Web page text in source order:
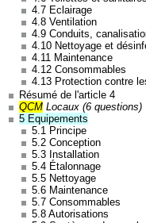
4.7 Eclairage
4.8 Ventilation
4.9 Conduits,
4.10 Nettoyage et
4.11 Maintenance
4.12 Consommables
4.13 Protection contre
Résumé de l'article 4
QCM Locaux (6 questions)
5 Equipements
5.1 Principe
5.2 Conception
5.3 Installation
5.4 Étalonnage
5.5 Nettoyage
5.6 Maintenance
5.7 Consommables
5.8 Autorisations